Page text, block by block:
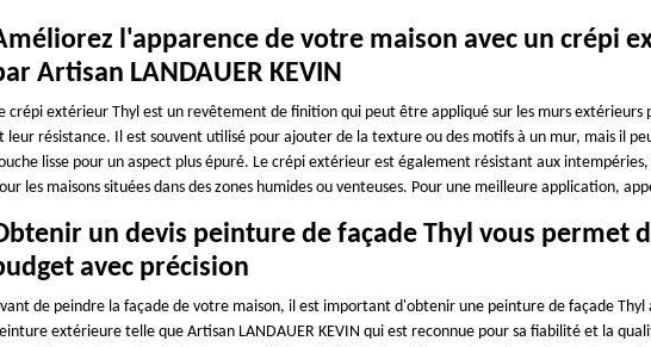
l'apparence de votre maison avec un crépi
Artisan LANDAUER KEVIN
crépi extérieur Thyl est un revêtement de finition qui peut être appliqué sur les murs
leur résistance. Il est souvent utilisé pour ajouter de la texture ou des motifs à un mur, mais il
lisse pour un aspect plus épuré. Le crépi extérieur est également résistant aux
les maisons situées dans des zones humides ou venteuses. Pour une meilleure application,
un devis peinture de façade Thyl vous permet
avec précision
de peindre la façade de votre maison, il est important d'obtenir une peinture de façade Thyl
extérieure telle que Artisan LANDAUER KEVIN qui est reconnue pour sa fiabilité et la